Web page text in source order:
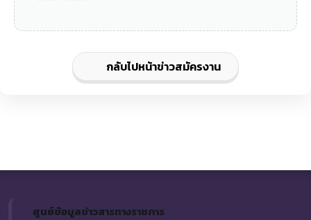
กลับไปหน้าข่าวสมัครงาน
ศูนย์ข้อมูลข่าวสารทางราชการ